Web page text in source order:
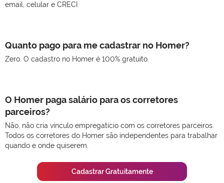
email, celular e CRECI.
Quanto pago para me cadastrar no Homer?
Zero. O cadastro no Homer é 100% gratuito.
O Homer paga salário para os corretores
parceiros?
Não, não cria vínculo empregatício com os corretores parceiros.
Todos os corretores do Homer são independentes para trabalhar
quando e onde quiserem.
Cadastrar Gratuitamente